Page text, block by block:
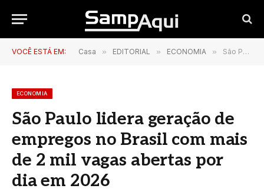
VOCÊ ESTÁ EM: Casa » EDITORIAL » ECONOMIA » São Paulo lidera geração de empregos no Brasil com mais de 2 mil vagas abertas por dia em 2026
ECONOMIA
São Paulo lidera geração de
empregos no Brasil com mais
de 2 mil vagas abertas por
dia em 2026